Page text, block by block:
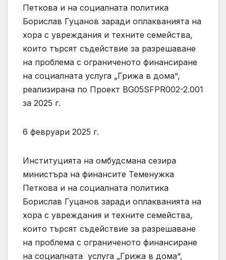
Петкова и на социалната политика
Борислав Гуцанов заради оплакванията на
хора с увреждания и техните семейства,
които търсят съдействие за разрешаване
на проблема с ограниченото финансиране
на социалната услуга „Грижа в дома“,
реализирана по Проект BG05SFPR002-2.001
за 2025 г.
6 февруари 2025 г.
Институцията на омбудсмана сезира
министъра на финансите Теменужка
Петкова и на социалната политика
Борислав Гуцанов заради оплакванията на
хора с увреждания и техните семейства,
които търсят съдействие за разрешаване
на проблема с ограниченото финансиране
на социалната услуга „Грижа в дома“,